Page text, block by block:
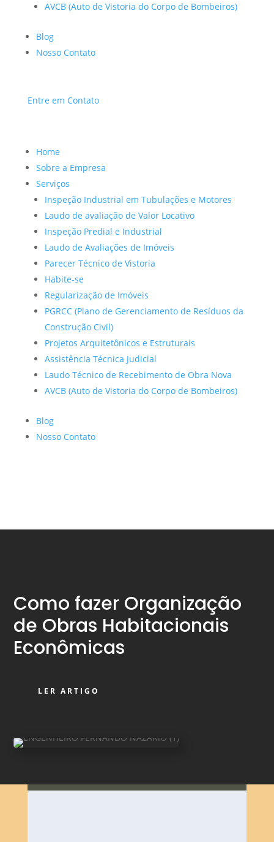
AVCB (Auto de Vistoria do Corpo de Bombeiros)
Blog
Nosso Contato
Entre em Contato
Home
Sobre a Empresa
Serviços
Inspeção Industrial em Tubulações e Motores
Laudo de avaliação de Valor Locativo
Inspeção Predial e Industrial
Laudo de Avaliações de Imóveis
Parecer Técnico de Vistoria
Habite-se
Regularização de Imóveis
PGRCC (Plano de Gerenciamento de Resíduos da
Construção Civil)
Projetos Arquitetônicos e Estruturais
Assistência Técnica Judicial
Laudo Técnico de Recebimento de Obra Nova
AVCB (Auto de Vistoria do Corpo de Bombeiros)
Blog
Nosso Contato
Como fazer Organização
de Obras Habitacionais
Econômicas
LER ARTIGO